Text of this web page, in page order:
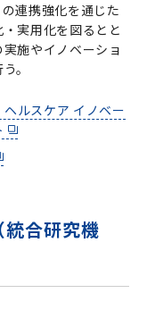
連携強化を通じた
実用化を図るとと
施やイノベーショ
。
ルスケア イノベー
合研究機